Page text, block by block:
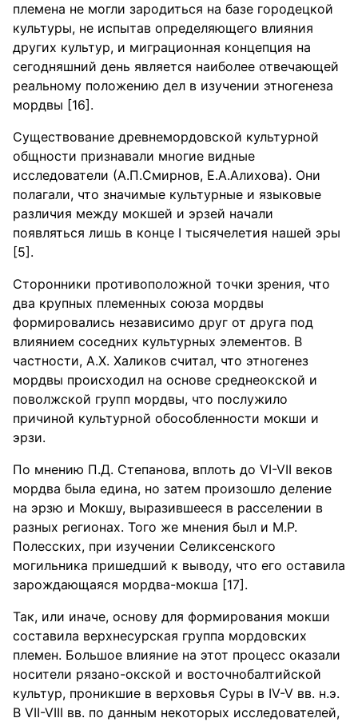
племена не могли зародиться на базе городецкой
культуры, не испытав определяющего влияния
других культур, и миграционная концепция на
сегодняшний день является наиболее отвечающей
реальному положению дел в изучении этногенеза
мордвы [16].
Существование древнемордовской культурной
общности признавали многие видные
исследователи (А.П.Смирнов, Е.А.Алихова). Они
полагали, что значимые культурные и языковые
различия между мокшей и эрзей начали
появляться лишь в конце I тысячелетия нашей эры
[5].
Сторонники противоположной точки зрения, что
два крупных племенных союза мордвы
формировались независимо друг от друга под
влиянием соседних культурных элементов. В
частности, А.Х. Халиков считал, что этногенез
мордвы происходил на основе среднеокской и
поволжской групп мордвы, что послужило
причиной культурной обособленности мокши и
эрзи.
По мнению П.Д. Степанова, вплоть до VI-VII веков
мордва была едина, но затем произошло деление
на эрзю и Мокшу, выразившееся в расселении в
разных регионах. Того же мнения был и М.Р.
Полесских, при изучении Селиксенского
могильника пришедший к выводу, что его оставила
зарождающаяся мордва-мокша [17].
Так, или иначе, основу для формирования мокши
составила верхнесурская группа мордовских
племен. Большое влияние на этот процесс оказали
носители рязано-окской и восточнобалтийской
культур, проникшие в верховья Суры в IV-V вв. н.э.
В VII-VIII вв. по данным некоторых исследователей,